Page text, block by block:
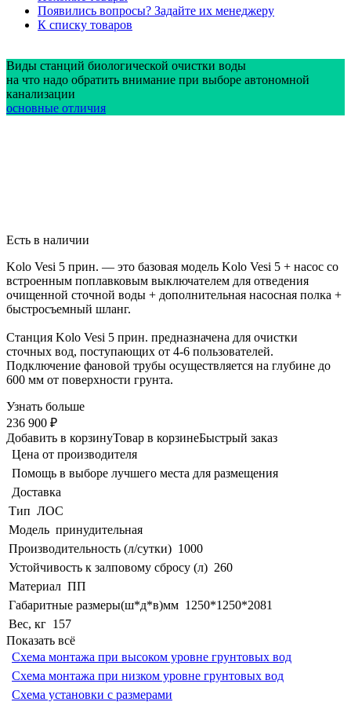
Появились вопросы? Задайте их менеджеру
К списку товаров
Виды станций биологической очистки воды
на что надо обратить внимание при выборе автономной
канализации
основные отличия
Есть в наличии
Kolo Vesi 5 прин. — это базовая модель Kolo Vesi 5 + насос со
встроенным поплавковым выключателем для отведения
очищенной сточной воды + дополнительная насосная полка +
быстросъемный шланг.
Станция Kolo Vesi 5 прин. предназначена для очистки
сточных вод, поступающих от 4-6 пользователей.
Подключение фановой трубы осуществляется на глубине до
600 мм от поверхности грунта.
Узнать больше
236 900 ₽
Добавить в корзинуТовар в корзинеБыстрый заказ
Цена от производителя
Помощь в выборе лучшего места для размещения
Доставка
Тип ЛОС
Модель принудительная
Производительность (л/сутки) 1000
Устойчивость к залповому сбросу (л) 260
Материал ПП
Габаритные размеры(ш*д*в)мм 1250*1250*2081
Вес, кг 157
Показать всё
Схема монтажа при высоком уровне грунтовых вод
Схема монтажа при низком уровне грунтовых вод
Схема установки с размерами